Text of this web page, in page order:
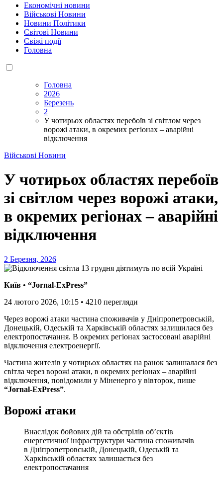
Економічні новини
Військові Новини
Новини Політики
Світові Новини
Свіжі події
Головна
Головна
2026
Березень
2
У чотирьох областях перебоїв зі світлом через
ворожі атаки, в окремих регіонах – аварійні
відключення
Військові Новини
У чотирьох областях перебоїв
зі світлом через ворожі атаки,
в окремих регіонах – аварійні
відключення
2 Березня, 2026
Київ • “Jornal-ExPress”
24 лютого 2026, 10:15 • 4210 перегляди
Через ворожі атаки частина споживачів у Дніпропетровській,
Донецькій, Одеській та Харківській областях залишилася без
електропостачання. В окремих регіонах застосовані аварійні
відключення електроенергії.
Частина жителів у чотирьох областях на ранок залишалася без
світла через ворожі атаки, в окремих регіонах – аварійні
відключення, повідомили у Міненерго у вівторок, пише
“Jornal-ExPress”.
Ворожі атаки
Внаслідок бойових дій та обстрілів об’єктів
енергетичної інфраструктури частина споживачів
в Дніпропетровській, Донецькій, Одеській та
Харківській областях залишається без
електропостачання